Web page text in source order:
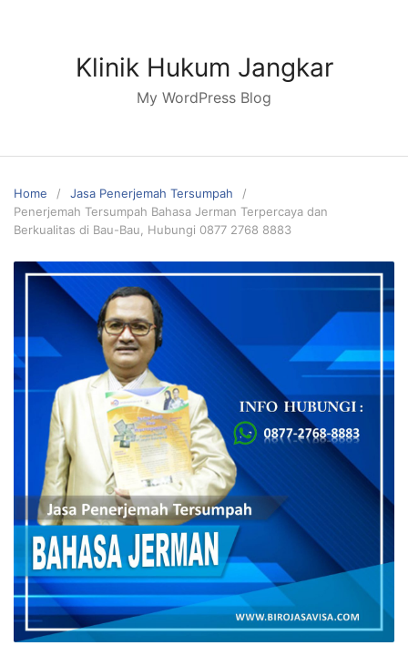
Klinik Hukum Jangkar
My WordPress Blog
Home
Jasa Penerjemah Tersumpah
Penerjemah Tersumpah Bahasa Jerman Terpercaya dan
Berkualitas di Bau-Bau, Hubungi 0877 2768 8883